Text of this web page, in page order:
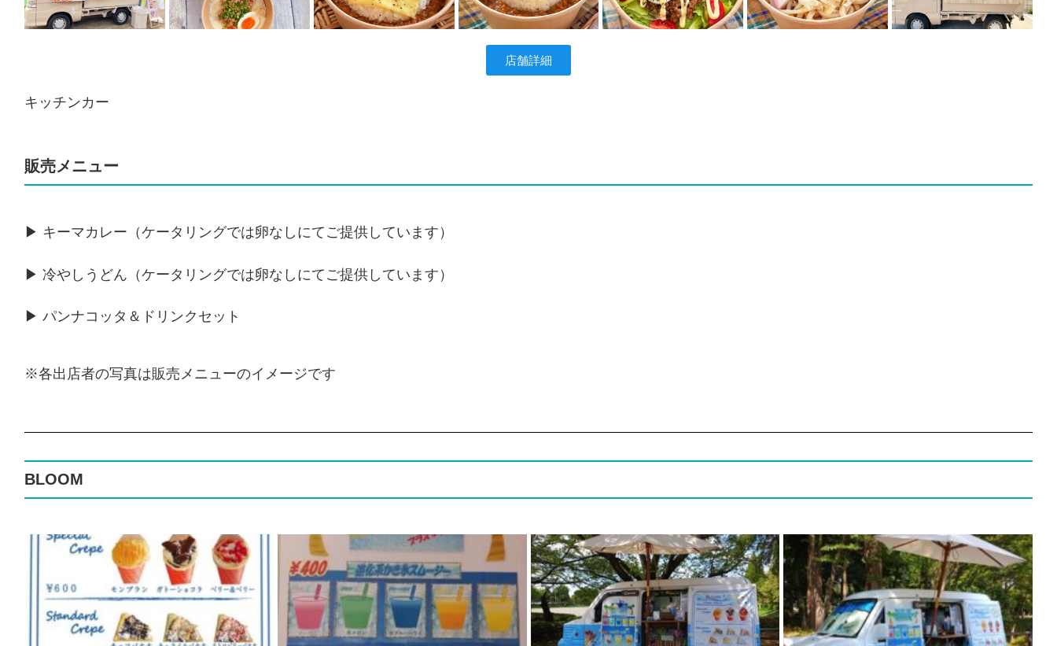
店舗詳細
キッチンカー
販売メニュー
▶ キーマカレー（ケータリングでは卵なしにてご提供しています）
▶ 冷やしうどん （ケータリングでは卵なしにてご提供しています）
▶ パンナコッタ＆ドリンクセット
※各出店者の写真は販売メニューのイメージです
BLOOM